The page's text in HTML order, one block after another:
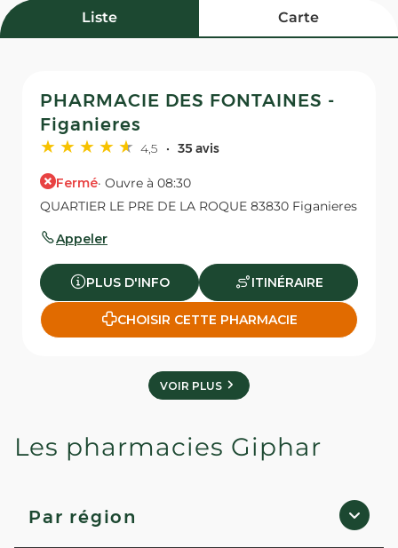
Liste Carte
PHARMACIE DES FONTAINES -
Figanieres
4,5 35 avis
Fermé· Ouvre à 08:30
QUARTIER LE PRE DE LA ROQUE 83830 Figanieres
Appeler
PLUS D'INFO ITINÉRAIRE
CHOISIR CETTE PHARMACIE
VOIR PLUS
Les pharmacies Giphar
Par région